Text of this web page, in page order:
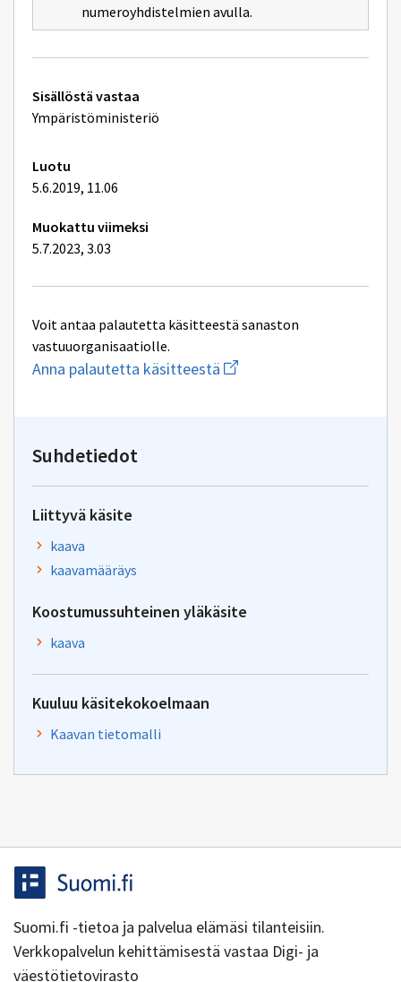
numeroyhdistelmien avulla.
Tekniset
lisätiedot
Sisällöstä vastaa
Ympäristöministeriö
Luotu
5.6.2019, 11.06
Muokattu viimeksi
5.7.2023, 3.03
Voit antaa palautetta käsitteestä sanaston
vastuuorganisaatiolle.
Anna palautetta käsitteestä Aloita
uuden
Suhdetiedot
Liittyvä käsite
kaava
kaavamääräys
Koostumussuhteinen yläkäsite
kaava
Kuuluu käsitekokoelmaan
Kaavan tietomalli
Suomi.fi -tietoa ja palvelua elämäsi tilanteisiin.
Verkkopalvelun kehittämisestä vastaa Digi- ja
väestötietovirasto